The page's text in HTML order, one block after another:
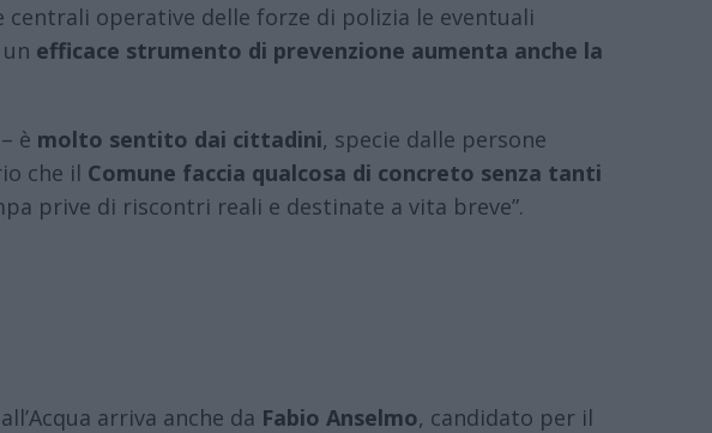
centrali operative delle forze di polizia le eventuali
efficace strumento di prevenzione aumenta anche la
è molto sentito dai cittadini, specie dalle persone
che il Comune faccia qualcosa di concreto senza tanti
prive di riscontri reali e destinate a vita breve”.
arriva anche da Fabio Anselmo, candidato per il